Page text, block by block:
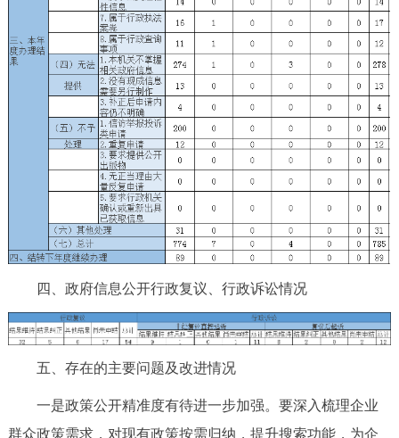
四、政府信息公开行政复议、行政诉讼情况
五、存在的主要问题及改进情况
一是政策公开精准度有待进一步加强。要深入梳理企业
群众政策需求，对现有政策按需归纳，提升搜索功能，为企